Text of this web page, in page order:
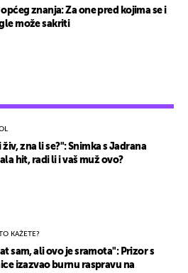
živ, zna li se?": Snimka s Jadrana
hit, radi li i vaš muž ovo?
KAŽETE?
sam, ali ovo je sramota": Prizor s
izazvao burnu raspravu na
općeg znanja: Za one pred kojima se i
može sakriti